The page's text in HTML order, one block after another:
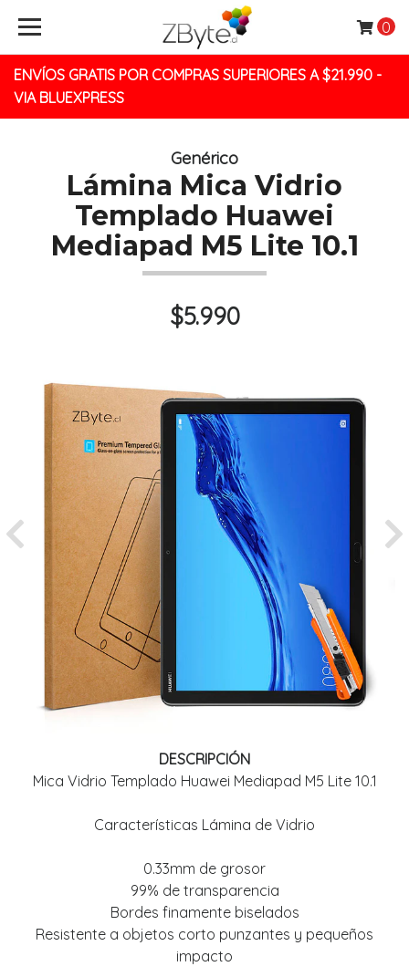
ENVÍOS GRATIS POR COMPRAS SUPERIORES A $21.990 -
VIA BLUEXPRESS
0
Genérico
Lámina Mica Vidrio
Templado Huawei
Mediapad M5 Lite 10.1
$5.990
Previous
DESCRIPCIÓN
Mica Vidrio Templado Huawei Mediapad M5 Lite 10.1
Características Lámina de Vidrio
0.33mm de grosor
99% de transparencia
Bordes finamente biselados
Resistente a objetos corto punzantes y pequeños
impacto